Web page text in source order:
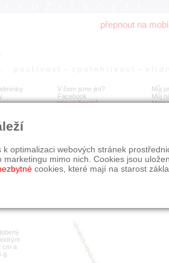
přepnout na
V čem jsme jiní?
Facebook
Výkup šperků
Můj
Můj
Moje
Zlatý náhrdelník s diamanty a
cm a
optimalizaci webových stránek
mimo nich. Cookies jsou
cookies, které mají na starost